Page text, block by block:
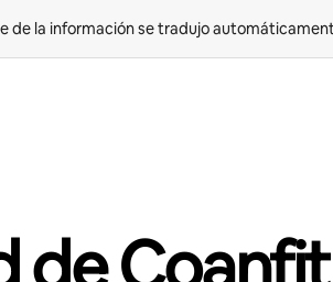
de la información se tradujo